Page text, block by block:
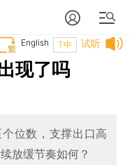
试听
T中
English
现了吗
位数，支撑出口高
放缓节奏如何？